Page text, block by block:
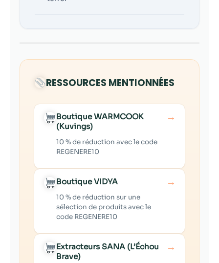
RESSOURCES MENTIONNÉES
Boutique WARMCOOK
(Kuvings)
10 % de réduction avec le code
REGENERE10
→
Boutique VIDYA
10 % de réduction sur une
sélection de produits avec le
code REGENERE10
→
Extracteurs SANA (L’Échou
Brave)
→